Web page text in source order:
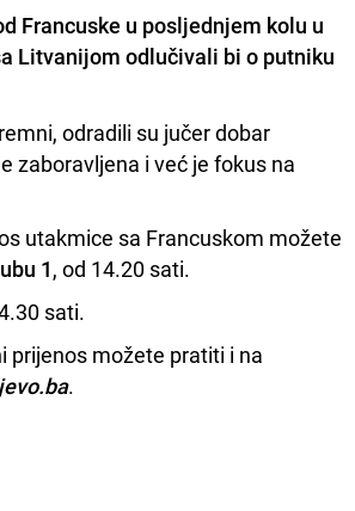
Francuske u posljednjem kolu u
Litvanijom odlučivali bi o putniku
odradili su jučer dobar
zaboravljena i već je fokus na
utakmice sa Francuskom možete
1, od 14.20 sati.
sati.
prijenos možete pratiti i na
.